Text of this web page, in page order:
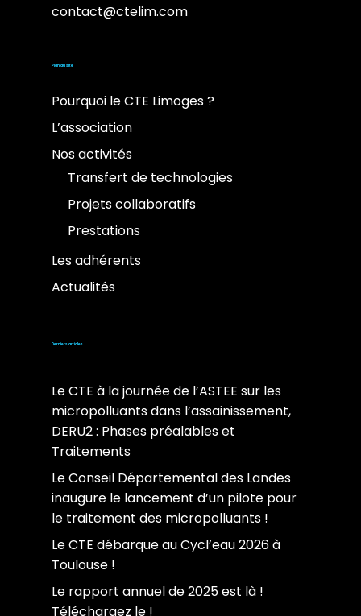
contact@ctelim.com
Plan du site
Pourquoi le CTE Limoges ?
L’association
Nos activités
Transfert de technologies
Projets collaboratifs
Prestations
Les adhérents
Actualités
Derniers articles
Le CTE à la journée de l’ASTEE sur les
micropolluants dans l’assainissement,
DERU2 : Phases préalables et
Traitements
Le Conseil Départemental des Landes
inaugure le lancement d’un pilote pour
le traitement des micropolluants !
Le CTE débarque au Cycl’eau 2026 à
Toulouse !
Le rapport annuel de 2025 est là !
Téléchargez le !